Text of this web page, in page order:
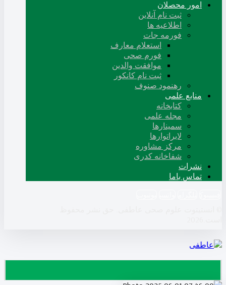
امور محصلان
ثبت نام آنلاین
اطلاعیه ها
فورمه جات
استعلام معارف
فورم صحی
موافقت والدین
ثبت نام کانکور
رهنمود صنوف
منابع علمی
کتابخانه
مجله علمی
سمینارها
لابراتوارها
مرکز مشاوره
شفاخانه کدری
نشرات
تماس باما